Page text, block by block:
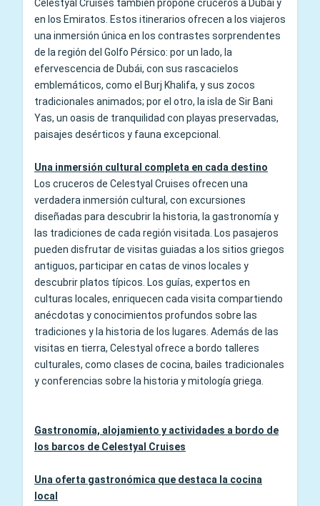
Celestyal Cruises también propone cruceros a Dubái y
en los Emiratos. Estos itinerarios ofrecen a los viajeros
una inmersión única en los contrastes sorprendentes
de la región del Golfo Pérsico: por un lado, la
efervescencia de Dubái, con sus rascacielos
emblemáticos, como el Burj Khalifa, y sus zocos
tradicionales animados; por el otro, la isla de Sir Bani
Yas, un oasis de tranquilidad con playas preservadas,
paisajes desérticos y fauna excepcional.
Una inmersión cultural completa en cada destino
Los cruceros de Celestyal Cruises ofrecen una
verdadera inmersión cultural, con excursiones
diseñadas para descubrir la historia, la gastronomía y
las tradiciones de cada región visitada. Los pasajeros
pueden disfrutar de visitas guiadas a los sitios griegos
antiguos, participar en catas de vinos locales y
descubrir platos típicos. Los guías, expertos en
culturas locales, enriquecen cada visita compartiendo
anécdotas y conocimientos profundos sobre las
tradiciones y la historia de los lugares. Además de las
visitas en tierra, Celestyal ofrece a bordo talleres
culturales, como clases de cocina, bailes tradicionales
y conferencias sobre la historia y mitología griega.
Gastronomía, alojamiento y actividades a bordo de
los barcos de Celestyal Cruises
Una oferta gastronómica que destaca la cocina
local